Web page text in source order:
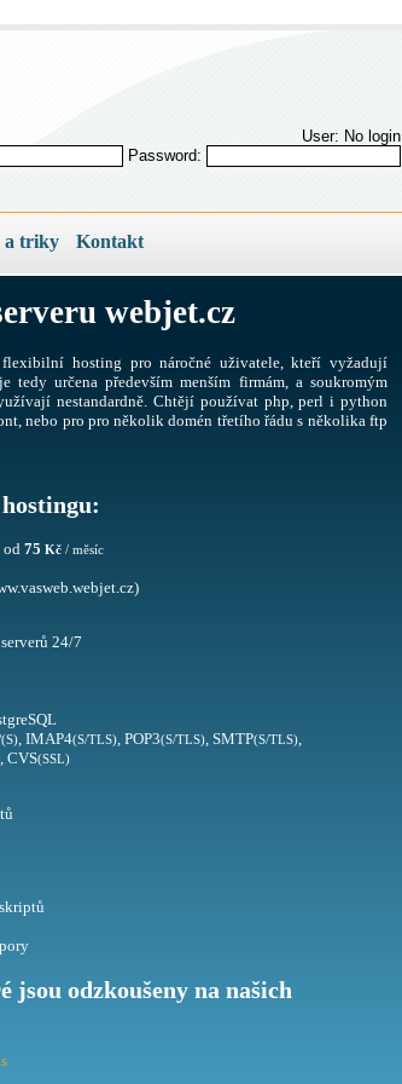
User: No login
Password:
a triky Kontakt
webjet.cz
hosting pro náročné uživatele, kteří vyžadují
tedy určena především menším firmám, a soukromým
nestandardně. Chtějí používat php, perl i python
nebo pro pro několik domén třetího řádu s několika ftp
od 75 Kč / měsíc
24/7
(S), IMAP4(S/TLS), POP3(S/TLS), SMTP(S/TLS),
CVS(SSL)
jsou odzkoušeny na našich